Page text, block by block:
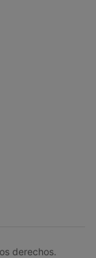
derechos.